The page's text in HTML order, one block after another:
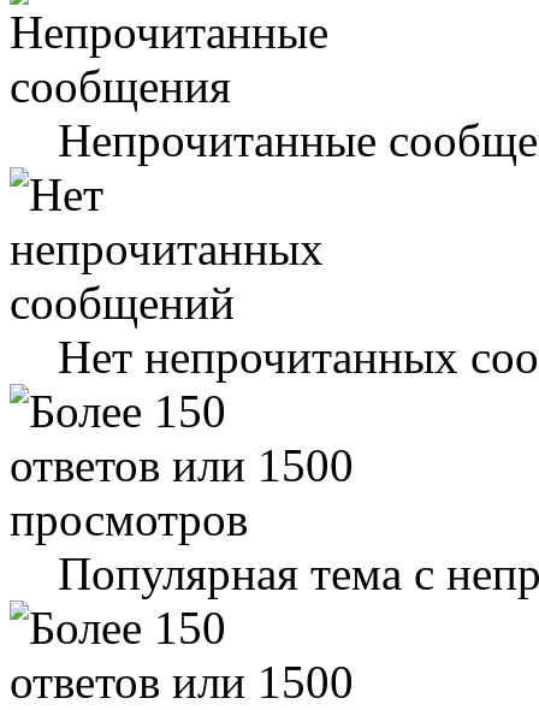
Непрочитанные
Нет непрочитанных
Популярная тема с